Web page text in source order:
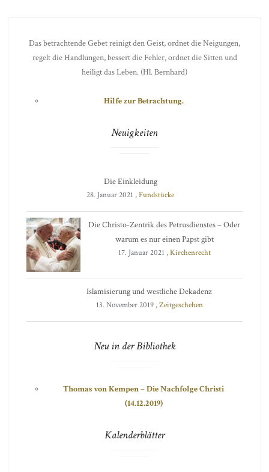
Das betrachtende Gebet reinigt den Geist, ordnet die Neigungen,
regelt die Handlungen, bessert die Fehler, ordnet die Sitten und
heiligt das Leben. (Hl. Bernhard)
Hilfe zur Betrachtung.
Neuigkeiten
Die Einkleidung
28. Januar 2021 ,Fundstücke
Die Christo-Zentrik des Petrusdienstes – Oder
warum es nur einen Papst gibt
17. Januar 2021 ,Kirchenrecht
Islamisierung und westliche Dekadenz
13. November 2019 ,Zeitgeschehen
Neu in der Bibliothek
Thomas von Kempen – Die Nachfolge Christi
(14.12.2019)
Kalenderblätter